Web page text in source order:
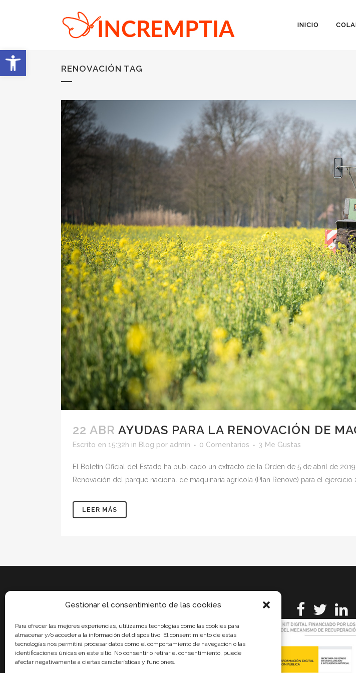
Abrir barra de herramientas
Gestionar el consentimiento de las cookies
Para ofrecer las mejores experiencias, utilizamos tecnologías como las cookies para
almacenar y/o acceder a la información del dispositivo. El consentimiento de estas
tecnologías nos permitirá procesar datos como el comportamiento de navegación o las
identificaciones únicas en este sitio. No consentir o retirar el consentimiento, puede
afectar negativamente a ciertas características y funciones.
INICIO
RENOVACIÓN TAG
22 ABR AYUDAS PARA LA RENOVACIÓN DE
Escrito en 15:32h in Blog por admin 0 Comentarios 3 Me Gustas
El Boletín Oficial del Estado ha publicado un extracto de la Orden de 5 de abril de
Renovación del parque nacional de maquinaria agrícola (Plan Renove) para el ejercicio
LEER MÁS